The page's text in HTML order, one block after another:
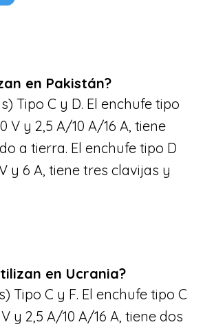
en Pakistán?
Tipo C y D. El enchufe tipo
V y 2,5 A/10 A/16 A, tiene
a tierra. El enchufe tipo D
y 6 A, tiene tres clavijas y
en Ucrania?
Tipo C y F. El enchufe tipo C
y 2,5 A/10 A/16 A, tiene dos